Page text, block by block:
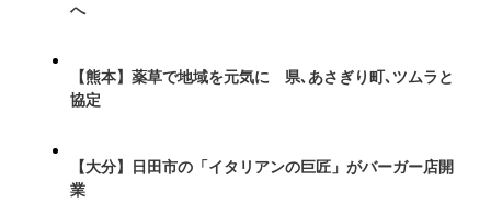
へ
【熊本】薬草で地域を元気に 県､あさぎり町､ツムラと
協定
【大分】日田市の「イタリアンの巨匠」がバーガー店開
業